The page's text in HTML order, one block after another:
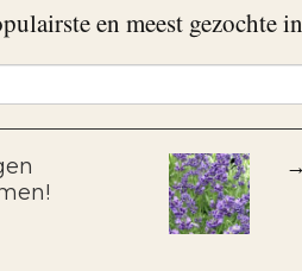
en meest gezochte
→